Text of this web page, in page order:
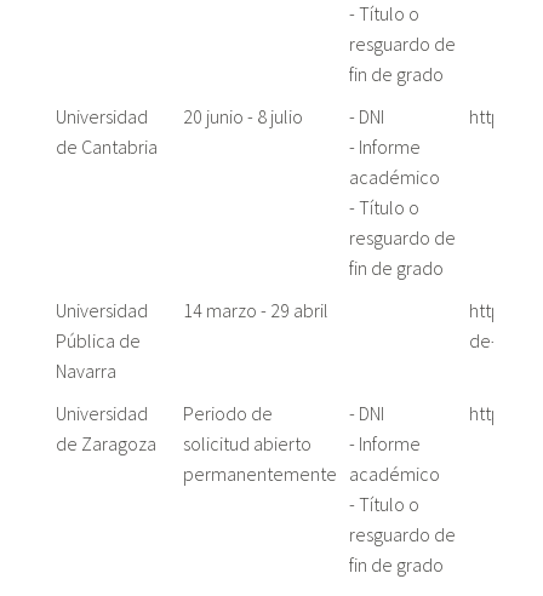
- Título o
resguardo de
fin de grado
Universidad
de Cantabria
20 junio - 8 julio
- DNI
- Informe
académico
- Título o
resguardo de
fin de grado
https://
Universidad
Pública de
Navarra
14 marzo - 29 abril
https://
de-la-
Universidad
de Zaragoza
Periodo de
solicitud abierto
permanentemente
- DNI
- Informe
académico
- Título o
resguardo de
fin de grado
https://